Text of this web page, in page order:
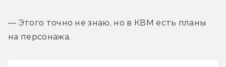
— Этого точно не знаю, но в КВМ есть планы
на персонажа.